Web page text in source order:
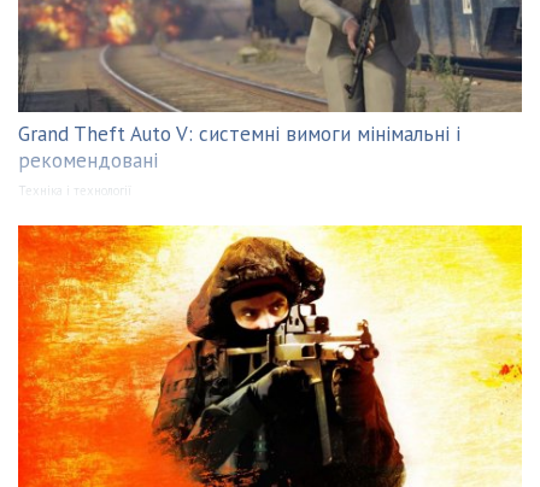
Grand Theft Auto V: системні вимоги мінімальні і
рекомендовані
Техніка і технології